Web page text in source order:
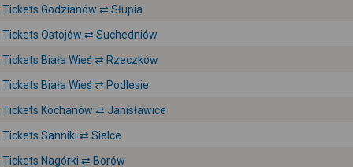
Tickets Godzianów ⇄ Słupia
Tickets Ostojów ⇄ Suchedniów
Tickets Biała Wieś ⇄ Rzeczków
Tickets Biała Wieś ⇄ Podlesie
Tickets Kochanów ⇄ Janisławice
Tickets Sanniki ⇄ Sielce
Tickets Nagórki ⇄ Borów